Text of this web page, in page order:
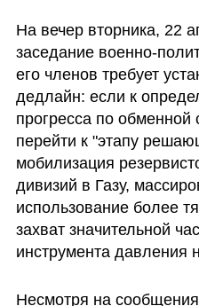
На вечер вторника, 22
заседание военно-
его членов требует
дедлайн: если к
прогресса по обменной
перейти к "этапу
мобилизация
дивизий в Газу,
использование более
захват значительной
инструмента
Несмотря на